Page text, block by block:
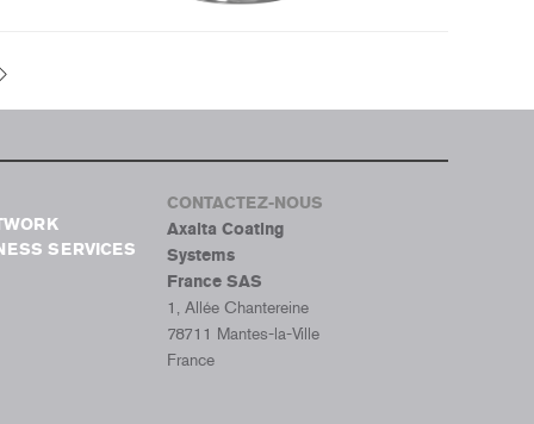
SERVICES
CONTACTEZ-NOUS
Axalta Coating
Systems
France SAS
1, Allée Chantereine
78711 Mantes-la-Ville
France